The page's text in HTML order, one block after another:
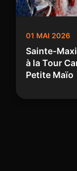
01 MAI 2026
Sainte-
à la Tour
Petite Maïo